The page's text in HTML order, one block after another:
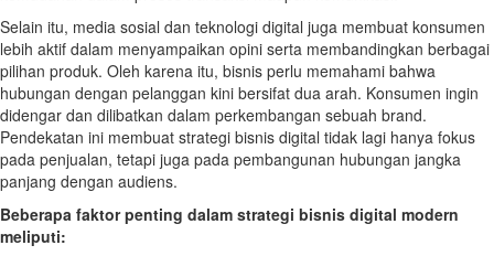
Selain itu, media sosial dan teknologi digital juga membuat konsumen
lebih aktif dalam menyampaikan opini serta membandingkan berbagai
pilihan produk. Oleh karena itu, bisnis perlu memahami bahwa
hubungan dengan pelanggan kini bersifat dua arah. Konsumen ingin
didengar dan dilibatkan dalam perkembangan sebuah brand.
Pendekatan ini membuat strategi bisnis digital tidak lagi hanya fokus
pada penjualan, tetapi juga pada pembangunan hubungan jangka
panjang dengan audiens.
Beberapa faktor penting dalam strategi bisnis digital modern
meliputi: